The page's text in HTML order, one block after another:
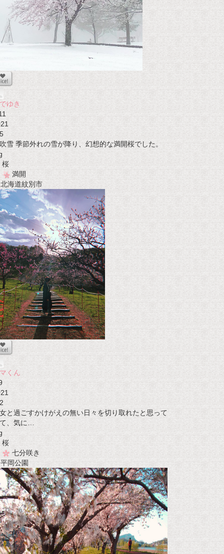
ゆき
5
雪 季節外れの雪が降り、幻想的な満開桜でした。
桜
満開
海道紋別市
くん
2
と過ごすかけがえの無い日々を切り取れたと思って
、気に…
桜
七分咲き
岡公園